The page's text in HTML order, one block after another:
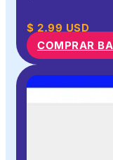
$ 2.99 USD
COMPRAR